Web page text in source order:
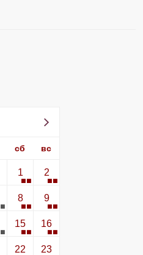
сб вс
1 2
8 9
15 16
22 23